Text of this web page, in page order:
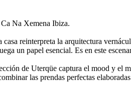
Na Xemena Ibiza.
reinterpreta la arquitectura
un papel esencial. Es en este
de Uterqüe captura el mood y el
las prendas perfectas